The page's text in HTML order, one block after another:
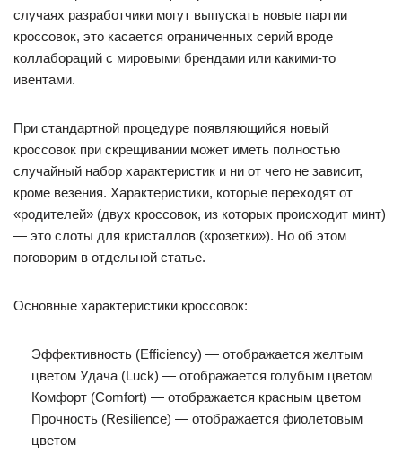
случаях разработчики могут выпускать новые партии
кроссовок, это касается ограниченных серий вроде
коллабораций с мировыми брендами или какими-то
ивентами.
При стандартной процедуре появляющийся новый
кроссовок при скрещивании может иметь полностью
случайный набор характеристик и ни от чего не зависит,
кроме везения. Характеристики, которые переходят от
«родителей» (двух кроссовок, из которых происходит минт)
— это слоты для кристаллов («розетки»). Но об этом
поговорим в отдельной статье.
Основные характеристики кроссовок:
Эффективность (Efficiency) — отображается желтым
цветом Удача (Luck) — отображается голубым цветом
Комфорт (Comfort) — отображается красным цветом
Прочность (Resilience) — отображается фиолетовым
цветом